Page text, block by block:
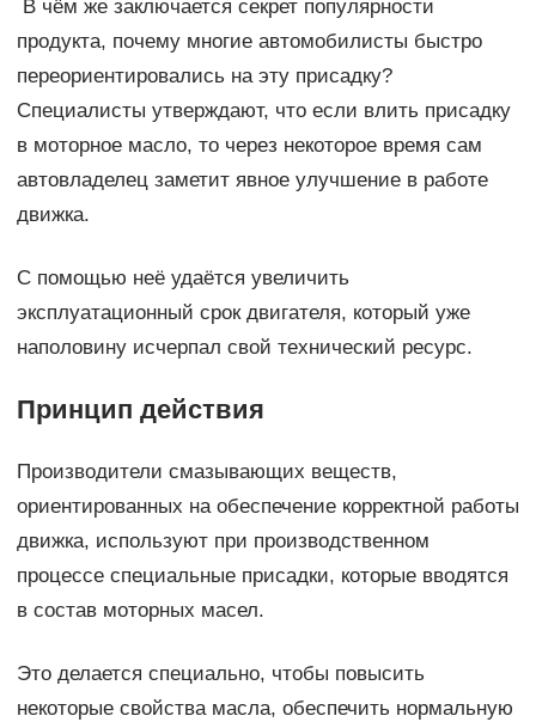
В чём же заключается секрет популярности
продукта, почему многие автомобилисты быстро
переориентировались на эту присадку?
Специалисты утверждают, что если влить присадку
в моторное масло, то через некоторое время сам
автовладелец заметит явное улучшение в работе
движка.
С помощью неё удаётся увеличить
эксплуатационный срок двигателя, который уже
наполовину исчерпал свой технический ресурс.
Принцип действия
Производители смазывающих веществ,
ориентированных на обеспечение корректной работы
движка, используют при производственном
процессе специальные присадки, которые вводятся
в состав моторных масел.
Это делается специально, чтобы повысить
некоторые свойства масла, обеспечить нормальную